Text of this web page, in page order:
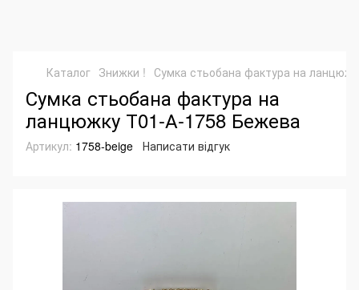
Каталог Знижки ! Сумка стьобана фактура на
Сумка стьобана фактура на
ланцюжку Т01-А-1758 Бежева
Артикул: 1758-beige Написати відгук